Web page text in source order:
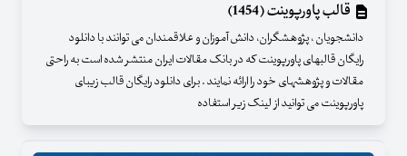
قالب پاورپوینت (1454)
دانشجویان ، پژوهشگران، دانش آموزان و علاقمندان می توانند با دانلود
رایگان قالبهای پاورپوینت که در بانک مقالات ایران منتشر شده است به راحتی
مقالات و پژوهشهای خود را ارائه نمایند . برای دانلود رایگان قالب زیبای
پاورپوینت می توانید از لینک زیر استفاده